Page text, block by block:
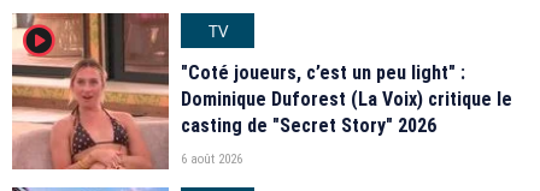
player2
TV
"Coté joueurs, c’est un peu light" :
Dominique Duforest (La Voix) critique le
casting de "Secret Story" 2026
6 août 2026